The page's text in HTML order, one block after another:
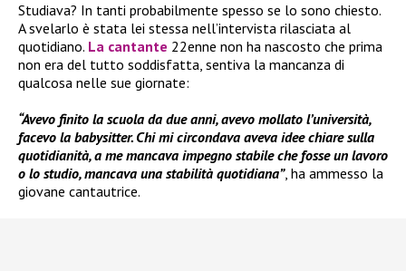
Studiava? In tanti probabilmente spesso se lo sono chiesto.
A svelarlo è stata lei stessa nell’intervista rilasciata al
quotidiano. La cantante 22enne non ha nascosto che prima
non era del tutto soddisfatta, sentiva la mancanza di
qualcosa nelle sue giornate:
“Avevo finito la scuola da due anni, avevo mollato l’università,
facevo la babysitter. Chi mi circondava aveva idee chiare sulla
quotidianità, a me mancava impegno stabile che fosse un lavoro
o lo studio, mancava una stabilità quotidiana”, ha ammesso la
giovane cantautrice.